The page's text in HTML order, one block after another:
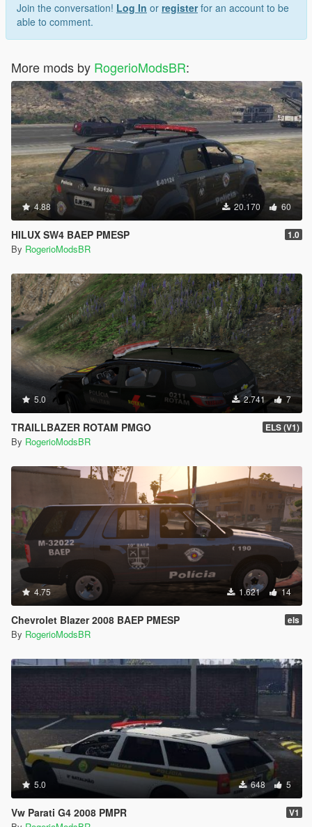
Join the conversation! Log In or registerfor an account to be
able to comment.
More mods by RogerioModsBR:
4.88 20.170 60
HILUX SW4 BAEP PMESP 1.0
By RogerioModsBR
5.0 2.741 7
TRAILLBAZER ROTAM PMGO ELS (V1)
By RogerioModsBR
4.75 1.621 14
Chevrolet Blazer 2008 BAEP PMESP els
By RogerioModsBR
5.0 648 5
Vw Parati G4 2008 PMPR V1